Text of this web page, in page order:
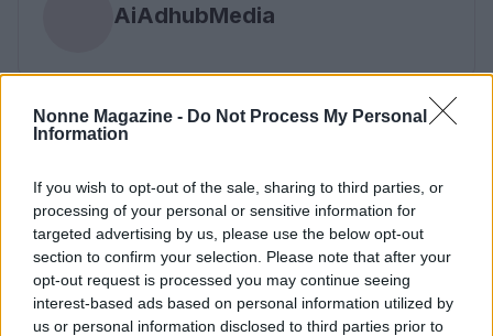
Nonne Magazine - Do Not Process My Personal
Information
If you wish to opt-out of the sale, sharing to third parties, or
processing of your personal or sensitive information for
targeted advertising by us, please use the below opt-out
section to confirm your selection. Please note that after your
opt-out request is processed you may continue seeing
interest-based ads based on personal information utilized by
us or personal information disclosed to third parties prior to
AiAdhubMedia